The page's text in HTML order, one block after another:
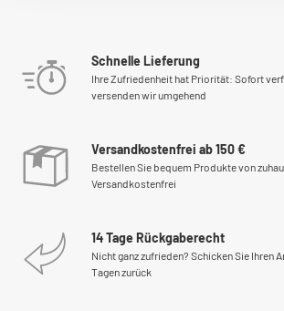
Schnelle Lieferung
Ihre Zufriedenheit hat Priorität: Sofort
versenden wir umgehend
Versandkostenfrei ab 150 €
Bestellen Sie bequem Produkte von
Versandkostenfrei
14 Tage Rückgaberecht
Nicht ganz zufrieden? Schicken Sie Ihren
Tagen zurück